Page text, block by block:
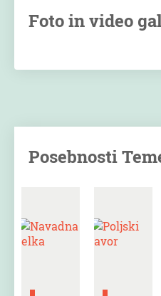
Foto in video
Posebnosti